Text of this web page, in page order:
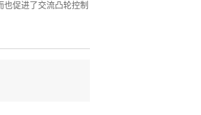
促进了交流凸轮控制